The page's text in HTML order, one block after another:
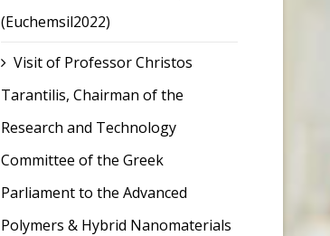
(Euchemsil2022)
Visit of Professor Christos
Tarantilis, Chairman of the
Research and Technology
Committee of the Greek
Parliament to the Advanced
Polymers & Hybrid Nanomaterials